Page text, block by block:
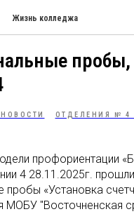
Жизнь колледжа
пробы,
НОВОСТИ ОТДЕЛЕНИЯ № 4
профориентации
4 28.11.2025г. прошли
«Установка
МОБУ "Восточненская